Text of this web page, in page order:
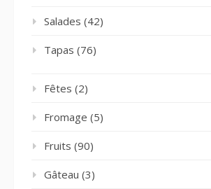
Salades (42)
Tapas (76)
Fêtes (2)
Fromage (5)
Fruits (90)
Gâteau (3)